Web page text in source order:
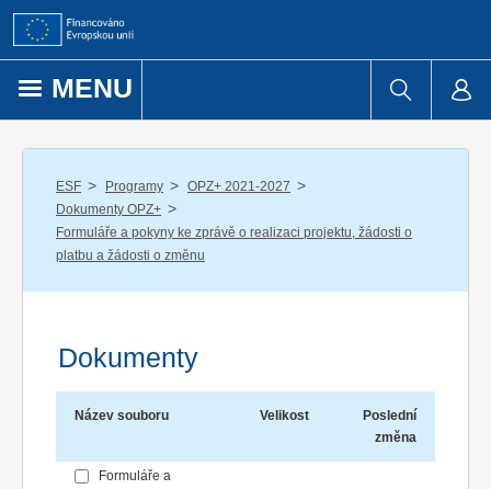
Přejít k obsahu
MENU
ESF / Programy / OPZ+ 2021-2027 /
Dokumenty OPZ+ /
Formuláře a pokyny ke zprávě o realizaci projektu, žádosti o
platbu a žádosti o změnu
Dokumenty
Název souboru Velikost
Poslední
změna
Formuláře a